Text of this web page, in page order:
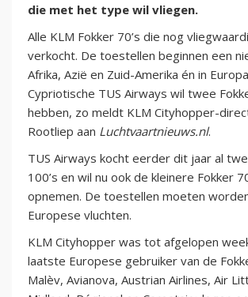
die met het type wil vliegen.
Alle KLM Fokker 70’s die nog
verkocht. De toestellen beginnen een
Afrika, Azië en Zuid-Amerika én in
Cypriotische TUS Airways wil twee
hebben, zo meldt KLM Cityhopper-
Rootliep aan Luchtvaartnieuws.nl.
TUS Airways kocht eerder dit jaar al
100’s en wil nu ook de kleinere Fokker
opnemen. De toestellen moeten
Europese vluchten.
KLM Cityhopper was tot afgelopen
laatste Europese gebruiker van de
Malèv, Avianova, Austrian Airlines, Air